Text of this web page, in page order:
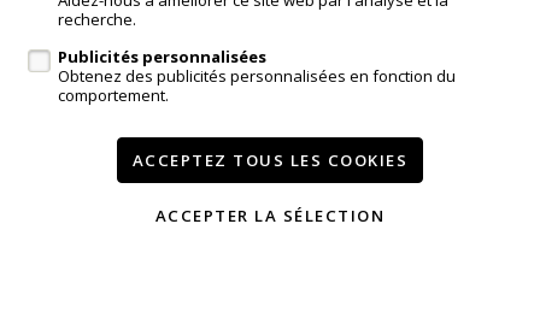
login propriétaire
A vendre A louer Réferences
Contact
Services
Témoignages
Modifier mes préférences cookies
Vie privée
powered by Whise
recherche.
Publicités personnalisées
Obtenez des publicités personnalisées en fonction du
comportement.
ACCEPTEZ TOUS LES COOKIES
ACCEPTER LA SÉLECTION